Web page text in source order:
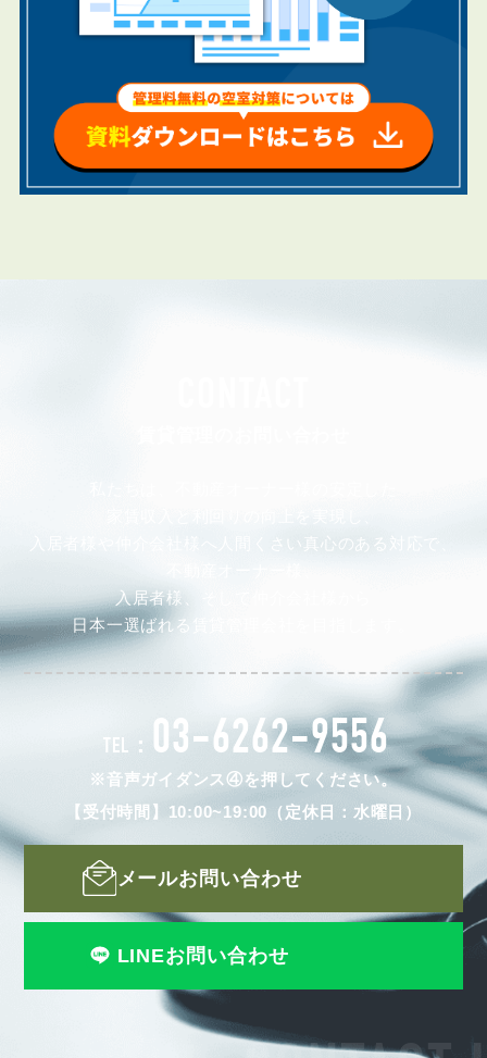
入居者様や仲介会社様へ人間くさい真心のある対応で、
入居者様、そして仲介会社様から
日本一選ばれる賃貸管理会社を目指します。
TEL： 03-6262-9556
※音声ガイダンス④を押してください。
【受付時間】10:00~19:00（定休日：水曜日）
メールお問い合わせ
LINEお問い合わせ